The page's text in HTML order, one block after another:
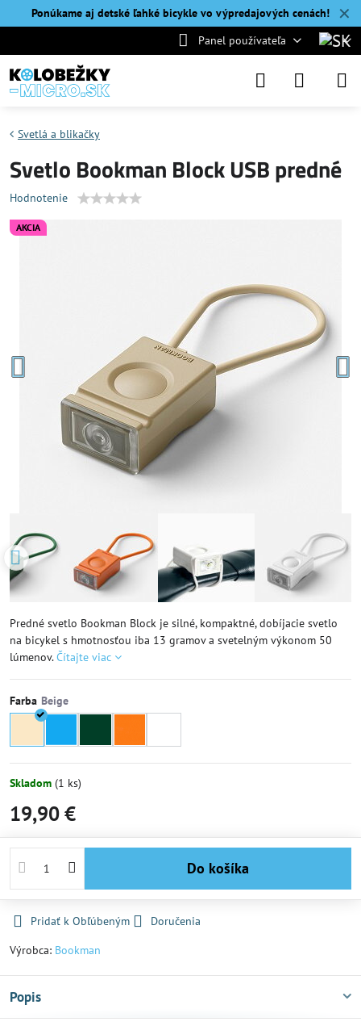
✕
Ponúkame aj detské ľahké bicykle vo výpredajových cenách!
Panel používateľa
AKCIA
Svetlá a blikačky
Svetlo Bookman Block USB predné
Hodnotenie
Predné svetlo Bookman Block je silné, kompaktné, dobíjacie svetlo
na bicykel s hmotnosťou iba 13 gramov a svetelným výkonom 50
lúmenov.Čítajte viac
Farba
Skladom (1 ks)
19,90 €
Do košíka
Pridať k Obľúbeným
Doručenia
Výrobca: Bookman
Popis